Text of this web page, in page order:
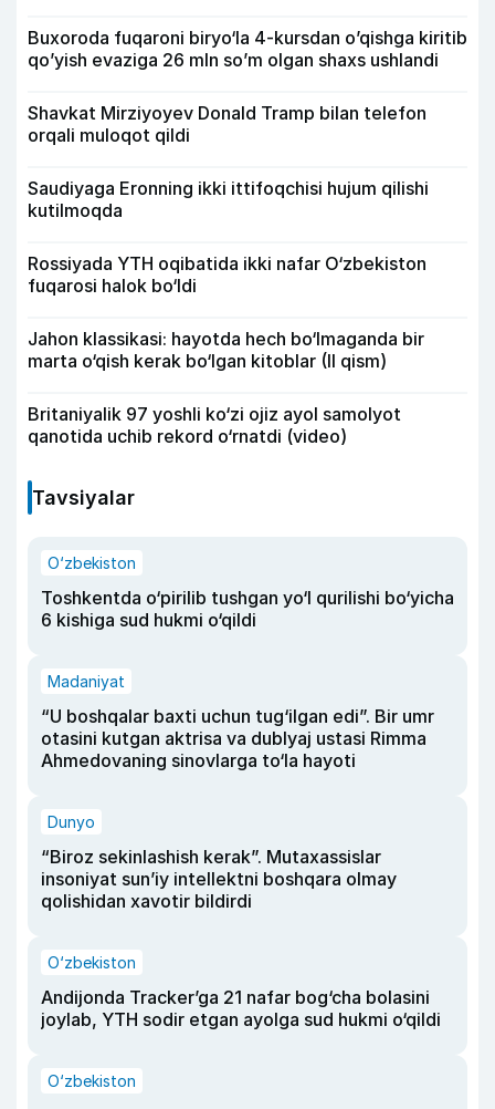
Buxoroda fuqaroni biryo‘la 4-kursdan o’qishga kiritib
qo’yish evaziga 26 mln so’m olgan shaxs ushlandi
Shavkat Mirziyoyev Donald Tramp bilan telefon
orqali muloqot qildi
Saudiyaga Eronning ikki ittifoqchisi hujum qilishi
kutilmoqda
Rossiyada YTH oqibatida ikki nafar O‘zbekiston
fuqarosi halok bo‘ldi
Jahon klassikasi: hayotda hech bo‘lmaganda bir
marta o‘qish kerak bo‘lgan kitoblar (II qism)
Britaniyalik 97 yoshli ko‘zi ojiz ayol samolyot
qanotida uchib rekord o‘rnatdi (video)
Tavsiyalar
O‘zbekiston
Toshkentda o‘pirilib tushgan yo‘l qurilishi bo‘yicha
6 kishiga sud hukmi o‘qildi
Madaniyat
“U boshqalar baxti uchun tug‘ilgan edi”. Bir umr
otasini kutgan aktrisa va dublyaj ustasi Rimma
Ahmedovaning sinovlarga to‘la hayoti
Dunyo
“Biroz sekinlashish kerak”. Mutaxassislar
insoniyat sun’iy intellektni boshqara olmay
qolishidan xavotir bildirdi
O‘zbekiston
Andijonda Tracker’ga 21 nafar bog‘cha bolasini
joylab, YTH sodir etgan ayolga sud hukmi o‘qildi
O‘zbekiston